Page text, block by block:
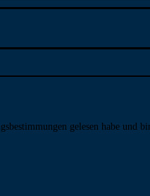
gelesen habe und